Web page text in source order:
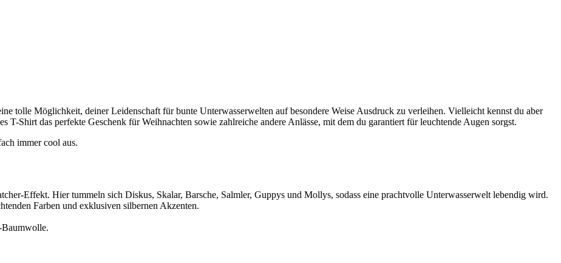
tolle Möglichkeit, deiner Leidenschaft für bunte Unterwasserwelten auf besondere Weise Ausdruck zu verleihen. Vielleicht kennst du aber
T-Shirt das perfekte Geschenk für Weihnachten sowie zahlreiche andere Anlässe, mit dem du garantiert für leuchtende Augen sorgst.
immer cool aus.
Effekt. Hier tummeln sich Diskus, Skalar, Barsche, Salmler, Guppys und Mollys, sodass eine prachtvolle Unterwasserwelt lebendig wird.
Farben und exklusiven silbernen Akzenten.
Baumwolle.